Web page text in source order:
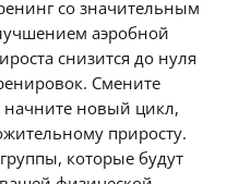
со значительным
аэробной
снизится до нуля
Смените
новый цикл,
приросту.
которые будут